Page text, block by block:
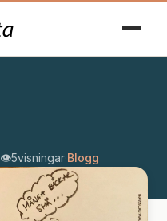
👁️5visningar·Blogg